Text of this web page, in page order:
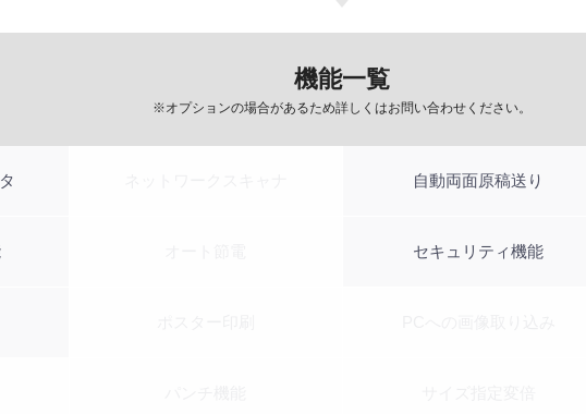
機能一覧
※オプションの場合があるため詳しくはお問い合わせください。
自動両面原稿送り
セキュリティ機能